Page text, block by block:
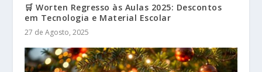
🛒 Worten Regresso às Aulas 2025: Descontos
em Tecnologia e Material Escolar
27 de Agosto, 2025